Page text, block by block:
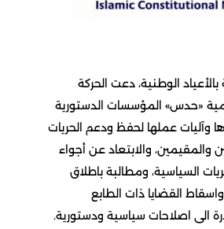
الوطنية، دعت الحركة
«حدس» المؤسسات الدستورية
وآليات عملها لحفظ ودعم الحريات
والمقيمين، والابتعاد عن أجواء
السياسية، ومطالبة باطلاق
القضايا ذات الطابع
الى اصلاحات سياسية ودستورية.